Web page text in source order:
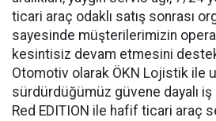
ticari araç odaklı satış sonrası
sayesinde müşterilerimizin
kesintisiz devam etmesini
Otomotiv olarak ÖKN Lojistik ile
sürdürdüğümüz güvene dayalı
Red EDITION ile hafif ticari araç